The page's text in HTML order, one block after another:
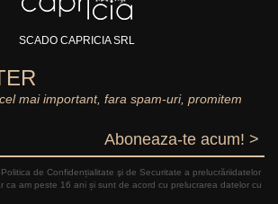
SCADO CAPRICIA SRL
mai important, fara spam-uri, promitem
Aboneaza-te acum! >
de Confidențialitate şi de Securitate a prelucrăriidatelor
ca am peste 16 ani și sunt de acord cu prelucrarea datelor cu